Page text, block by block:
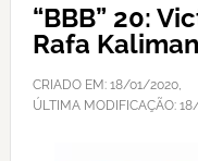
“BBB” 20:
Rafa
CRIADO EM: 18/01/2020,
ÚLTIMA MODIFICAÇÃO: